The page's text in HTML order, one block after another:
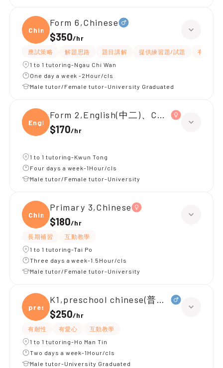
Chine
Form 6,Chinese
$350/hr
應試策略 解題思路 題目講解 提供練習題/試題
有耐性
1 to 1 tutoring-Ngau Chi Wan
One day a week -2Hour/cls
Male tutor/Female tutor-University Graduated
Engli
Form 2,English(中二)、Chinese(中二)
$170/hr
1 to 1 tutoring-Kwun Tong
Four days a week-1Hour/cls
Male tutor/Female tutor-University
Chine
Primary 3,Chinese
$180/hr
長期補習
互動教學
1 to 1 tutoring-Tai Po
Three days a week-1.5Hour/cls
Male tutor/Female tutor-University
presc
K1,preschool chinese(普通話)
$250/hr
有耐性 有愛心
互動教學
1 to 1 tutoring-Ho Man Tin
Two days a week-1Hour/cls
Male tutor-University Graduated